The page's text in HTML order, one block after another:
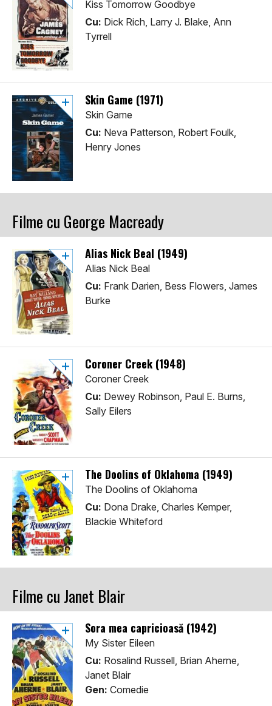
Kiss Tomorrow Goodbye
Cu: Dick Rich, Larry J. Blake, Ann
Tyrrell
Skin Game (1971)
Skin Game
Cu: Neva Patterson, Robert Foulk,
Henry Jones
Filme cu George Macready
Alias Nick Beal (1949)
Alias Nick Beal
Cu: Frank Darien, Bess Flowers, James
Burke
Coroner Creek (1948)
Coroner Creek
Cu: Dewey Robinson, Paul E. Burns,
Sally Eilers
The Doolins of Oklahoma (1949)
The Doolins of Oklahoma
Cu: Dona Drake, Charles Kemper,
Blackie Whiteford
Filme cu Janet Blair
Sora mea capricioasă (1942)
My Sister Eileen
Cu: Rosalind Russell, Brian Aherne,
Janet Blair
Gen: Comedie